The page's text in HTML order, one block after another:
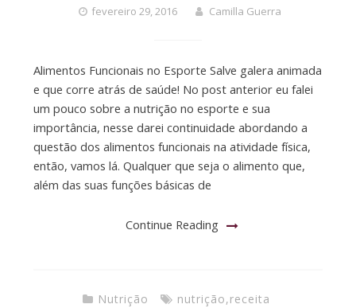
fevereiro 29, 2016 Camilla Guerra
Alimentos Funcionais no Esporte Salve galera animada
e que corre atrás de saúde! No post anterior eu falei
um pouco sobre a nutrição no esporte e sua
importância, nesse darei continuidade abordando a
questão dos alimentos funcionais na atividade física,
então, vamos lá. Qualquer que seja o alimento que,
além das suas funções básicas de
Continue Reading
Nutrição nutrição,receita